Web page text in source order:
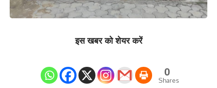
इस खबर को शेयर करें
0
Shares